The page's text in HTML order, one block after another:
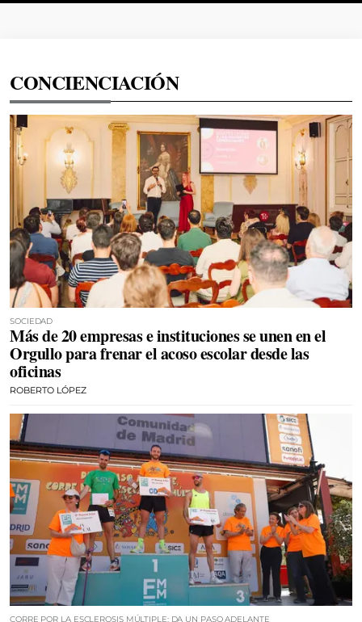
CONCIENCIACIÓN
SOCIEDAD
Más de 20 empresas e instituciones se unen en el
Orgullo para frenar el acoso escolar desde las
oficinas
ROBERTO LÓPEZ
CORRE POR LA ESCLEROSIS MÚLTIPLE: DA UN PASO ADELANTE